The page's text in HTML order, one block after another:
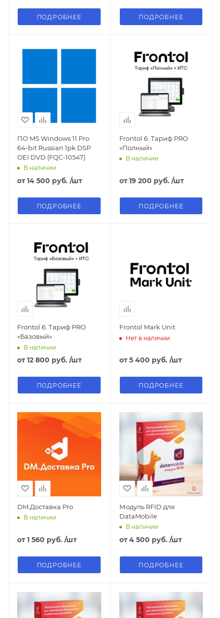
ПОДРОБНЕЕ ПОДРОБНЕЕ
ПО MS Windows 11 Pro
64-bit Russian 1pk DSP
OEI DVD (FQC-10547)
В наличии
от14 500 руб. /шт
ПОДРОБНЕЕ
Frontol 6. Тариф PRO
«Полный»
В наличии
от19 200 руб. /шт
ПОДРОБНЕЕ
Frontol 6. Тариф PRO
«Базовый»
В наличии
от12 800 руб. /шт
ПОДРОБНЕЕ
Frontol Mark Unit
Нет в наличии
от5 400 руб. /шт
ПОДРОБНЕЕ
DM.Доставка Pro
В наличии
от1 560 руб. /шт
ПОДРОБНЕЕ
Модуль RFID для
DataMobile
В наличии
от4 500 руб. /шт
ПОДРОБНЕЕ